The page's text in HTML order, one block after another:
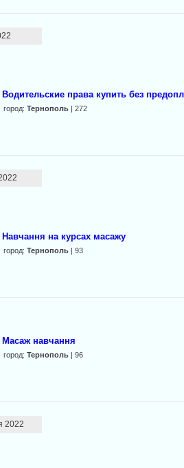
Водительские права купить без
город: Тернополь| 272
Навчання на курсах масажу
город: Тернополь| 93
Масаж навчання
город: Тернополь| 96
2022